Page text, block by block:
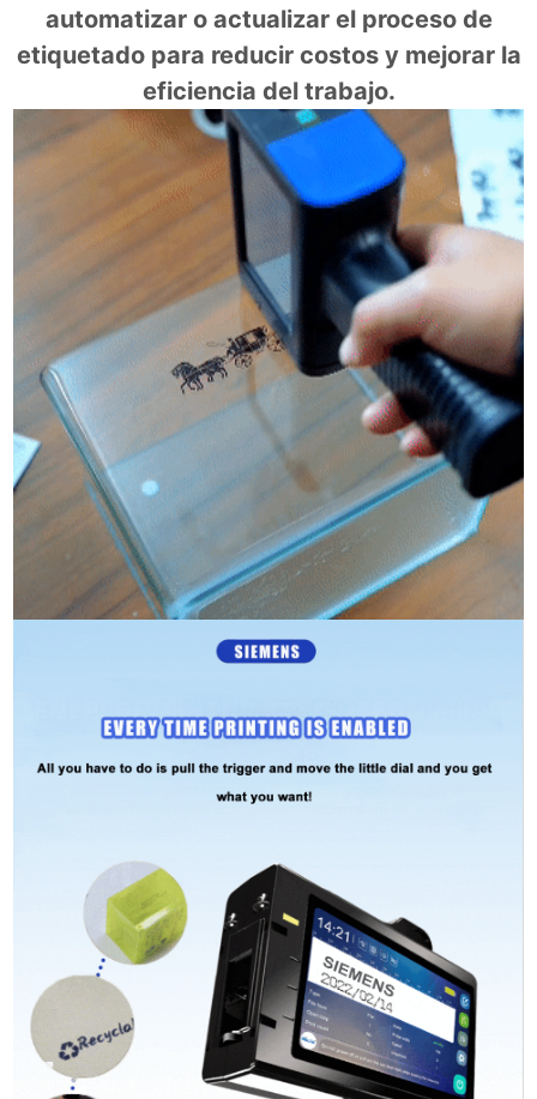
automatizar o actualizar el proceso de
etiquetado para reducir costos y mejorar la
eficiencia del trabajo.